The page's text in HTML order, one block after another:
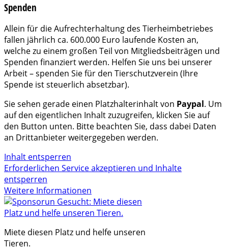
Spenden
Allein für die Aufrechterhaltung des Tierheimbetriebes
fallen jährlich ca. 600.000 Euro laufende Kosten an,
welche zu einem großen Teil von Mitgliedsbeiträgen und
Spenden finanziert werden. Helfen Sie uns bei unserer
Arbeit – spenden Sie für den Tierschutzverein (Ihre
Spende ist steuerlich absetzbar).
Sie sehen gerade einen Platzhalterinhalt von Paypal. Um
auf den eigentlichen Inhalt zuzugreifen, klicken Sie auf
den Button unten. Bitte beachten Sie, dass dabei Daten
an Drittanbieter weitergegeben werden.
Inhalt entsperren
Erforderlichen Service akzeptieren und Inhalte
entsperren
Weitere Informationen
Miete diesen Platz und helfe unseren
Tieren.